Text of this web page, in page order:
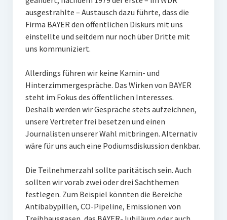
ausgestrahlte – Austausch dazu führte, dass die
Firma BAYER den öffentlichen Diskurs mit uns
einstellte und seitdem nur noch über Dritte mit
uns kommuniziert.
Allerdings führen wir keine Kamin- und
Hinterzimmergespräche. Das Wirken von BAYER
steht im Fokus des öffentlichen Interesses.
Deshalb werden wir Gespräche stets aufzeichnen,
unsere Vertreter frei besetzen und einen
Journalisten unserer Wahl mitbringen. Alternativ
wäre für uns auch eine Podiumsdiskussion denkbar.
Die Teilnehmerzahl sollte paritätisch sein. Auch
sollten wir vorab zwei oder drei Sachthemen
festlegen. Zum Beispiel könnten die Bereiche
Antibabypillen, CO-Pipeline, Emissionen von